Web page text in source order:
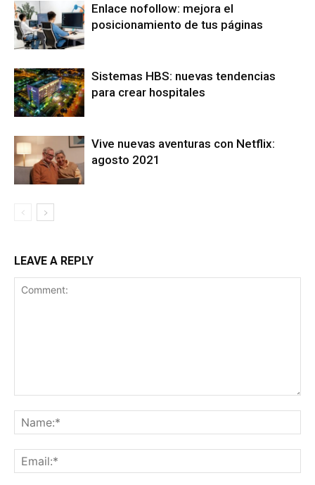
Enlace nofollow: mejora el
posicionamiento de tus páginas
Sistemas HBS: nuevas tendencias
para crear hospitales
Vive nuevas aventuras con Netflix:
agosto 2021
LEAVE A REPLY